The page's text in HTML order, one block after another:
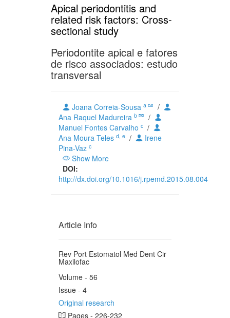
Apical periodontitis and
related risk factors: Cross-
sectional study
Periodontite apical e fatores
de risco associados: estudo
transversal
Joana Correia-Sousa a
/
Ana Raquel Madureira b
/
Manuel Fontes Carvalho c /
Ana Moura Teles d, e /
Irene
Pina-Vaz c
Show More
DOI:
http://dx.doi.org/10.1016/j.rpemd.2015.08.004
Article Info
Rev Port Estomatol Med Dent Cir
Maxilofac
Volume - 56
Issue - 4
Original research
Pages - 226-232